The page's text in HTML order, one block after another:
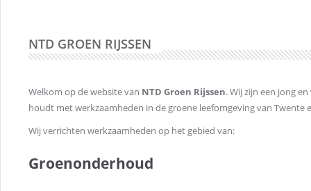
NTD GROEN RIJSSEN
Welkom op de website van NTD Groen Rijssen. Wij zijn een jong
houdt met werkzaamheden in de groene leefomgeving van Twente
Wij verrichten werkzaamheden op het gebied van:
Groenonderhoud